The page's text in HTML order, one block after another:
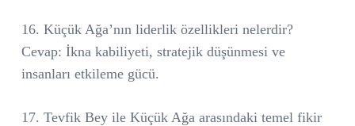
16. Küçük Ağa’nın liderlik özellikleri nelerdir?
Cevap: İkna kabiliyeti, stratejik düşünmesi ve
insanları etkileme gücü.
17. Tevfik Bey ile Küçük Ağa arasındaki temel fikir